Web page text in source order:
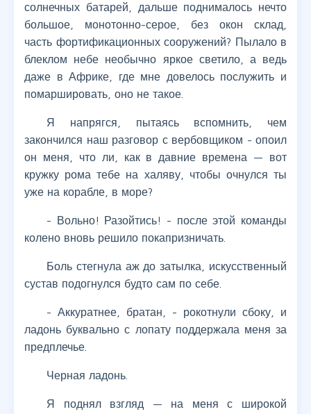
солнечных батарей, дальше поднималось нечто
большое, монотонно-серое, без окон склад,
часть фортификационных сооружений? Пылало в
блеклом небе необычно яркое светило, а ведь
даже в Африке, где мне довелось послужить и
помаршировать, оно не такое.
Я напрягся, пытаясь вспомнить, чем
закончился наш разговор с вербовщиком - опоил
он меня, что ли, как в давние времена — вот
кружку рома тебе на халяву, чтобы очнулся ты
уже на корабле, в море?
- Вольно! Разойтись! - после этой команды
колено вновь решило покапризничать.
Боль стегнула аж до затылка, искусственный
сустав подогнулся будто сам по себе.
- Аккуратнее, братан, - рокотнули сбоку, и
ладонь буквально с лопату поддержала меня за
предплечье.
Черная ладонь.
Я поднял взгляд — на меня с широкой